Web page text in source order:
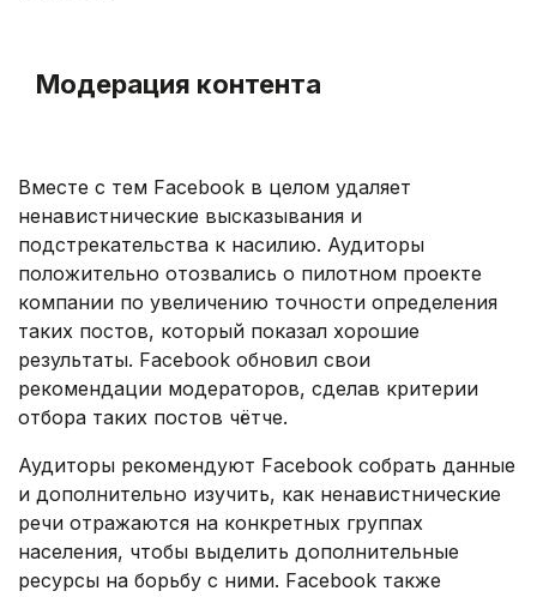
Модерация контента
Вместе с тем Facebook в целом удаляет
ненавистнические высказывания и
подстрекательства к насилию. Аудиторы
положительно отозвались о пилотном проекте
компании по увеличению точности определения
таких постов, который показал хорошие
результаты. Facebook обновил свои
рекомендации модераторов, сделав критерии
отбора таких постов чётче.
Аудиторы рекомендуют Facebook собрать данные
и дополнительно изучить, как ненавистнические
речи отражаются на конкретных группах
населения, чтобы выделить дополнительные
ресурсы на борьбу с ними. Facebook также